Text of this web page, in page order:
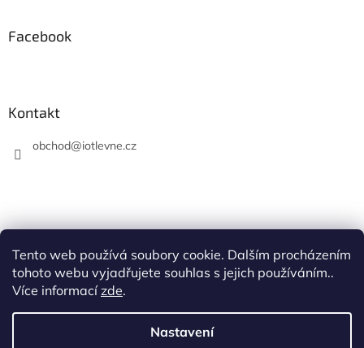
Tento web používá soubory cookie. Dalším procházením
tohoto webu vyjadřujete souhlas s jejich používáním..
Více informacízde.
Nastavení
Facebook
Kontakt
obchod@iotlevne.cz
Hodnocení na Heureka.cz
Vytvořil Shoptet